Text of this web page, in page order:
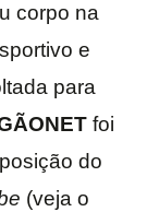
corpo na
e
para
foi
do
(veja o